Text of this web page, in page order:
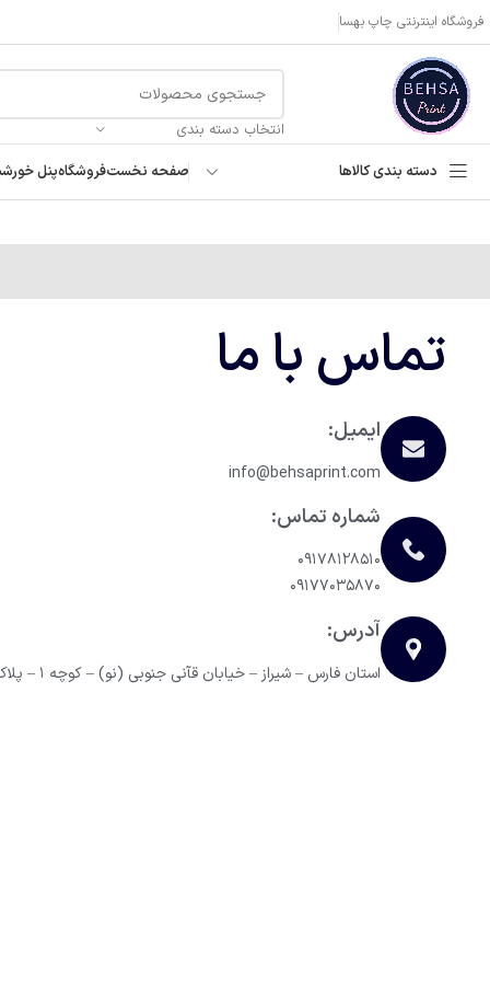
فروشگاه اینترنتی چاپ بهسا
انتخاب دسته بندی
دسته بندی کالاها صفحه نخستفروشگاهپنل
تماس با ما
ایمیل:
info@behsaprint.com
شماره تماس:
۰۹۱۷۸۱۲۸۵۱۰
۰۹۱۷۷۰۳۵۸۷۰
آدرس:
استان فارس – شیراز – خیابان قآنی جنوبی (نو) – کوچه ۱ – پلاک ۲۹